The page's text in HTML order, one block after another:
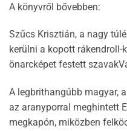
A könyvről bővebben:
Szűcs Krisztián, a nagy
kerülni a kopott rákendroll-
önarcképet festett
A legbrithangúbb magyar,
az aranyporral meghintett
megkapón, miközben